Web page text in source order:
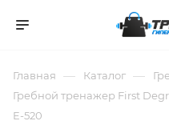
Главная — Каталог —
Гребной тренажер First
E-520